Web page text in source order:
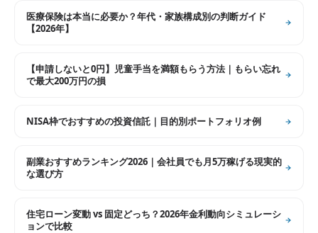
医療保険は本当に必要か？年代・家族構成別の判断ガイド
【2026年】
【申請しないと0円】児童手当を満額もらう方法｜もらい忘れ
で最大200万円の損
NISA枠でおすすめの投資信託｜目的別ポートフォリオ例
副業おすすめランキング2026｜会社員でも月5万稼げる現実的
な選び方
住宅ローン変動 vs 固定どっち？2026年金利動向シミュレーシ
ョンで比較